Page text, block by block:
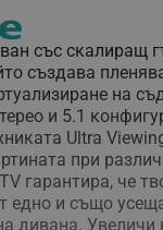
със скалиращ
създава
на
и 5.1
Ultra
при
гарантира, че
едно и също
дивана.